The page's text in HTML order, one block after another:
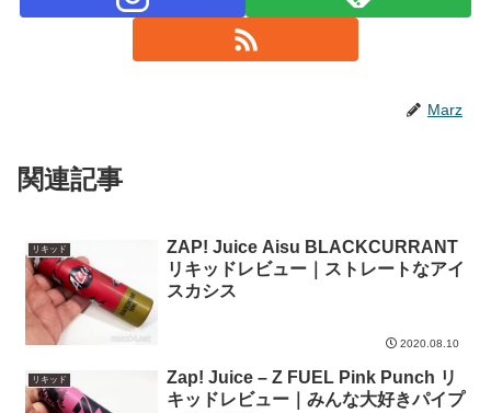
Marz
関連記事
リキッド
ZAP! Juice Aisu BLACKCURRANT
リキッドレビュー｜ストレートなアイ
スカシス
2020.08.10
リキッド
Zap! Juice – Z FUEL Pink Punch リ
キッドレビュー｜みんな大好きパイプ